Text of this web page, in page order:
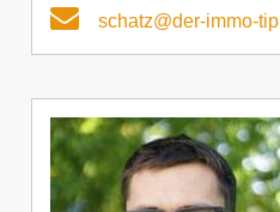
schatz@der-immo-